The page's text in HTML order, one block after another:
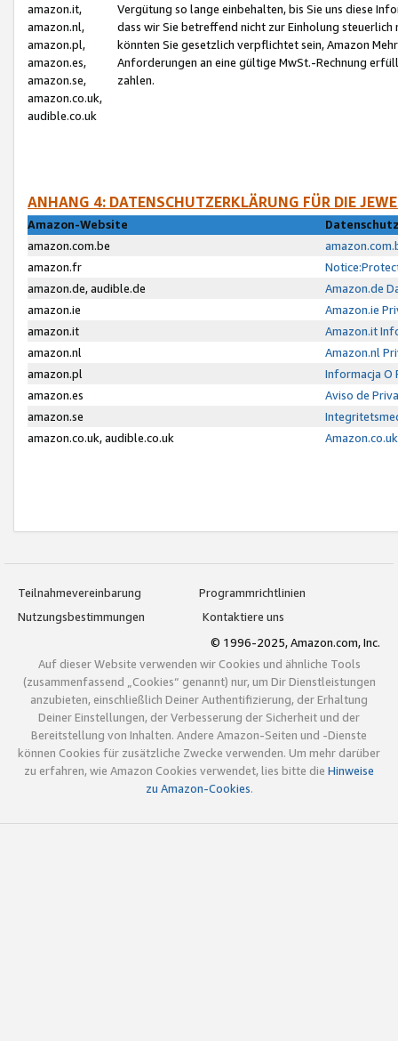
amazon.it,
amazon.nl,
amazon.pl,
amazon.es,
amazon.se,
amazon.co.uk,
audible.co.uk
Vergütung so lange einbehalten, bis Sie uns diese
dass wir Sie betreffend nicht zur Einholung
könnten Sie gesetzlich verpflichtet sein, Amazon
Anforderungen an eine gültige MwSt.-Rechnung
zahlen.
ANHANG 4: DATENSCHUTZERKLÄRUNG FÜR DIE
Amazon-Website
amazon.com.be
amazon.fr
amazon.de, audible.de
Amazon.de
amazon.ie
Amazon.ie
amazon.it
Amazon.it
amazon.nl
Amazon.nl
amazon.pl
Informacja O
amazon.es
Aviso de
amazon.se
amazon.co.uk, audible.co.uk
Teilnahmevereinbarung
Programmrichtlinien
Nutzungsbestimmungen
Kontaktiere uns
© 1996-2025, Amazon.com, Inc.
Auf dieser Website verwenden wir Cookies und ähnliche Tools
(zusammenfassend „Cookies“ genannt) nur, um Dir Dienstleistungen
anzubieten, einschließlich Deiner Authentifizierung, der Erhaltung
Deiner Einstellungen, der Verbesserung der Sicherheit und der
Bereitstellung von Inhalten. Andere Amazon-Seiten und -Dienste
können Cookies für zusätzliche Zwecke verwenden. Um mehr darüber
zu erfahren, wie Amazon Cookies verwendet, lies bitte die Hinweise
zu Amazon-Cookies.